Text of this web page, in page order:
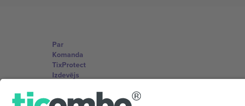
Par
Komanda
TixProtect
Izdevējs
Partneru programma